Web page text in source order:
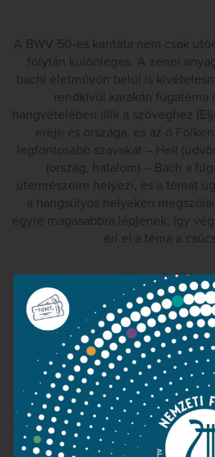
A BWV 50-es kantáta nem csak
folytán különleges. A zenei
bachi életművön belül is
rendkívül karakán fúgatéma
hangvételében illik a szöveghez
ereje és országa, és az ő
legfontosabb szavakat – Heil
(ország, hatalom) – Bach a
ütemrészeire helyezi, és a témát
a hangsúlyos helyeken
egyre magasabbra lépjenek, így
éri el a téma a
A téma megszerkesztésénél
kontrapunktikus technika,
az első kórus valamennyi szólama
a teljes második kórus, és
negyedekben mozgó zenei
tükörfordítását hozza a
együtt, hol felváltva további három
témát különböző hangnemekben.
találjuk az első és egyetlen
újraindul a fúgaépítkezés, de a